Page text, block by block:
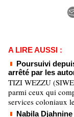
A LIRE AUSSI :
Poursuivi
arrêté par les
TIZI WEZZU
parmi ceux qui
services coloniaux
Nabila Djahnine